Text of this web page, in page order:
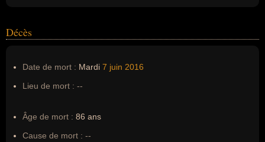
Décès
Date de mort : Mardi 7 juin 2016
Lieu de mort : --
Âge de mort : 86 ans
Cause de mort : --